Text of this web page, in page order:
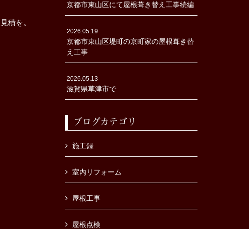
積を。
京都市東山区にて屋根葺き替え工事続編
2026.05.19
京都市東山区堤町の京町家の屋根葺き替
え工事
2026.05.13
滋賀県草津市で
ブログカテゴリ
施工録
室内リフォーム
屋根工事
屋根点検